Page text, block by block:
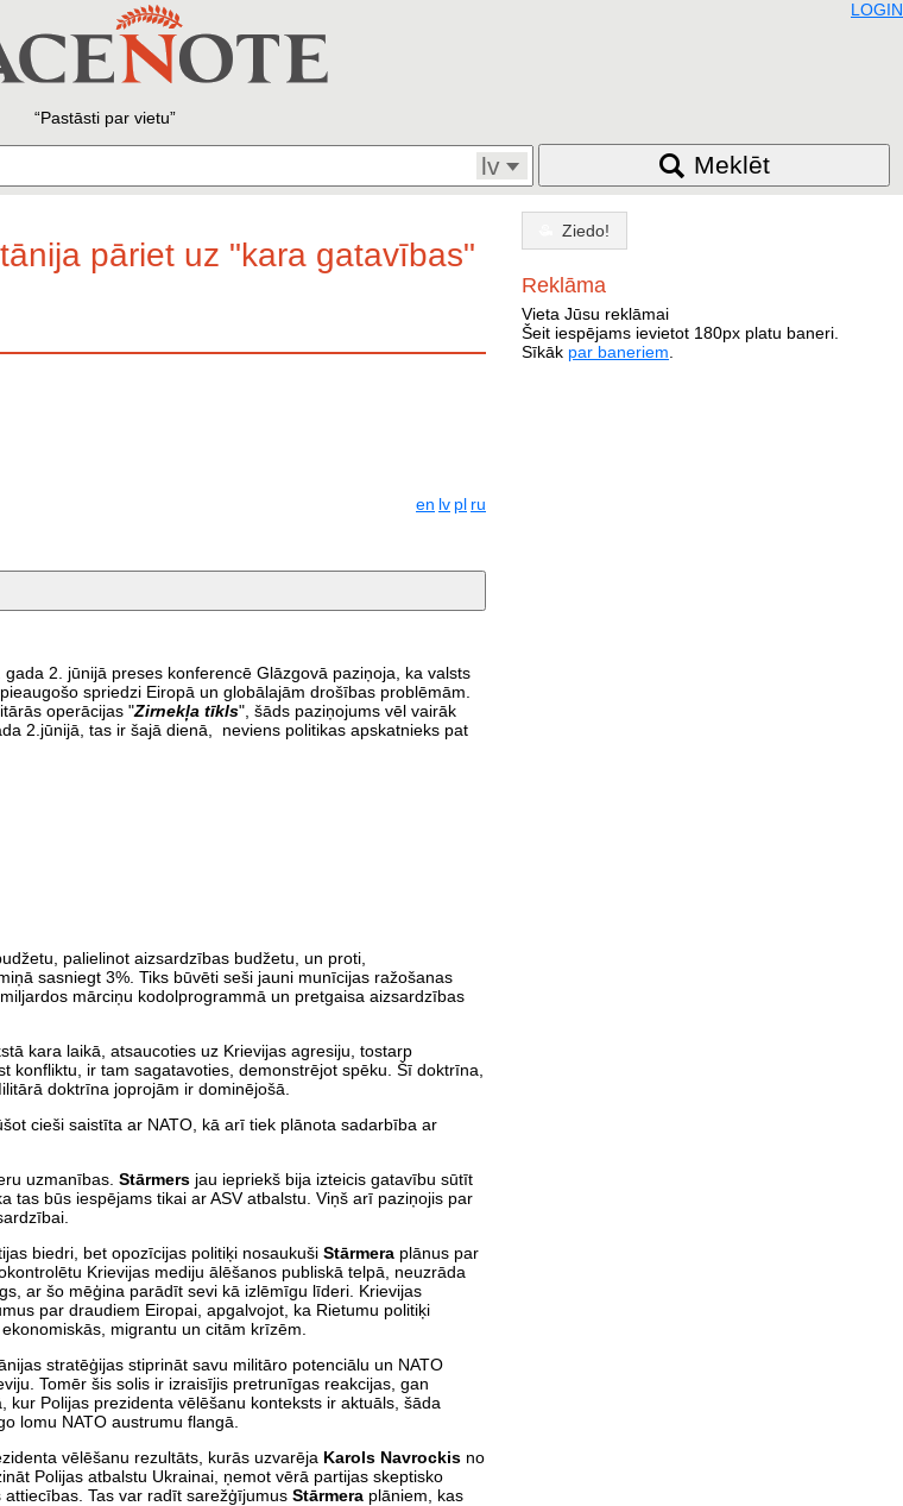
LOGIN
Pastāsti par vietu
lv Meklēt
pāriet uz "kara gatavības"
en lv pl ru
gada 2. jūnijā preses konferencē Glāzgovā paziņoja, ka valsts
spriedzi Eiropā un globālajām drošības problēmām.
operācijas "Zirnekļa tīkls", šāds paziņojums vēl vairāk
2.jūnijā, tas ir šajā dienā, neviens politikas apskatnieks pat
palielinot aizsardzības budžetu, un proti,
sasniegt 3%. Tiks būvēti seši jauni munīcijas ražošanas
mārciņu kodolprogrammā un pretgaisa aizsardzības
kara laikā, atsaucoties uz Krievijas agresiju, tostarp
konfliktu, ir tam sagatavoties, demonstrējot spēku. Šī doktrīna,
doktrīna joprojām ir dominējošā.
cieši saistīta ar NATO, kā arī tiek plānota sadarbība ar
uzmanības. Stārmers jau iepriekš bija izteicis gatavību sūtīt
tas būs iespējams tikai ar ASV atbalstu. Viņš arī paziņojis par
biedri, bet opozīcijas politiķi nosaukuši Stārmera plānus par
Krievijas mediju ālēšanos publiskā telpā, neuzrāda
ar šo mēģina parādīt sevi kā izlēmīgu līderi. Krievijas
par draudiem Eiropai, apgalvojot, ka Rietumu politiķi
migrantu un citām krīzēm.
stratēģijas stiprināt savu militāro potenciālu un NATO
Tomēr šis solis ir izraisījis pretrunīgas reakcijas, gan
Polijas prezidenta vēlēšanu konteksts ir aktuāls, šāda
lomu NATO austrumu flangā.
vēlēšanu rezultāts, kurās uzvarēja Karols Navrockis no
Polijas atbalstu Ukrainai, ņemot vērā partijas skeptisko
Tas var radīt sarežģījumus Stārmera plāniem, kas
Ziedo!
Reklāma
Vieta Jūsu reklāmai
Šeit iespējams ievietot 180px platu baneri.
Sīkāk par baneriem